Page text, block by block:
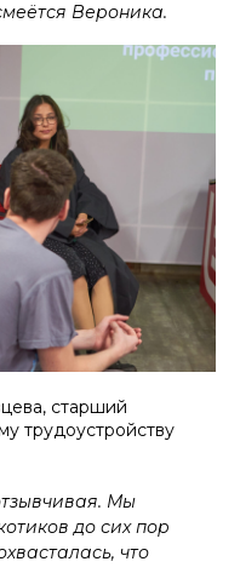
Вероника.
старший
трудоустройству
Мы
до сих пор
что